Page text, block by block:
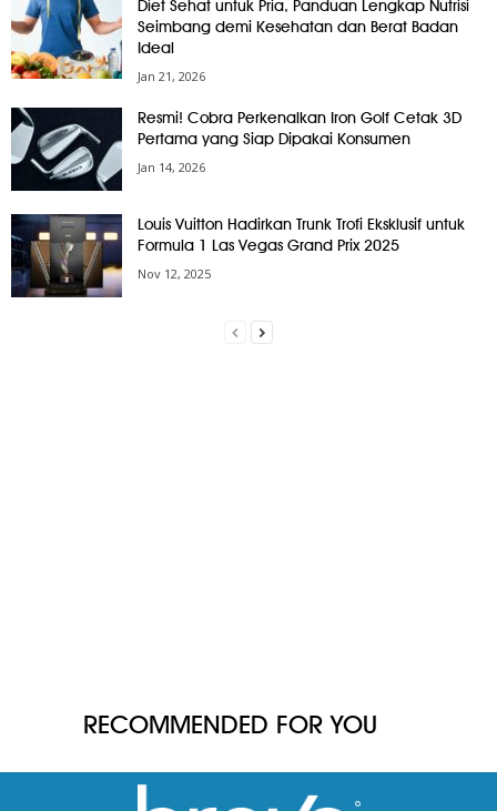
Diet Sehat untuk Pria, Panduan Lengkap Nutrisi
Seimbang demi Kesehatan dan Berat Badan
Ideal
Jan 21, 2026
Resmi! Cobra Perkenalkan Iron Golf Cetak 3D
Pertama yang Siap Dipakai Konsumen
Jan 14, 2026
Louis Vuitton Hadirkan Trunk Trofi Eksklusif untuk
Formula 1 Las Vegas Grand Prix 2025
Nov 12, 2025
RECOMMENDED FOR YOU